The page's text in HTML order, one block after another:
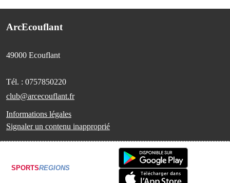
ArcEcouflant
49000 Ecouflant
Tél. : 0757850220
club@arcecouflant.fr
Informations légales
Signaler un contenu inapproprié
SPORTSREGIONS